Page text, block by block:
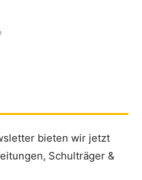
bieten wir jetzt
Schulträger &